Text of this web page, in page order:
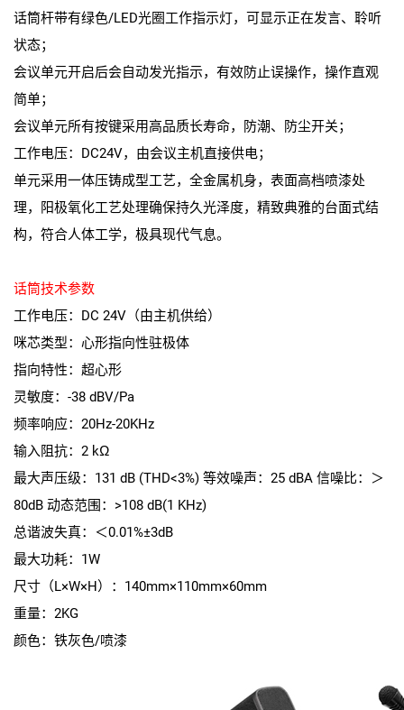
话筒杆带有绿色/LED光圈工作指示灯，可显示正在发言、聆听
状态；
会议单元开启后会自动发光指示，有效防止误操作，操作直观
简单；
会议单元所有按键采用高品质长寿命，防潮、防尘开关；
工作电压：DC24V，由会议主机直接供电；
单元采用一体压铸成型工艺，全金属机身，表面高档喷漆处
理，阳极氧化工艺处理确保持久光泽度，精致典雅的台面式结
构，符合人体工学，极具现代气息。
话筒技术参数
工作电压：DC 24V（由主机供给）
咪芯类型：心形指向性驻极体
指向特性：超心形
灵敏度：-38 dBV/Pa
频率响应：20Hz-20KHz
输入阻抗：2 kΩ
最大声压级：131 dB (THD<3%) 等效噪声：25 dBA 信噪比：＞
80dB 动态范围：>108 dB(1 KHz)
总谐波失真：＜0.01%±3dB
最大功耗：1W
尺寸（L×W×H）：140mm×110mm×60mm
重量：2KG
颜色：铁灰色/喷漆